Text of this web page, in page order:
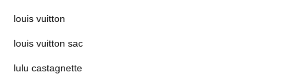
louis vuitton
louis vuitton sac
lulu castagnette